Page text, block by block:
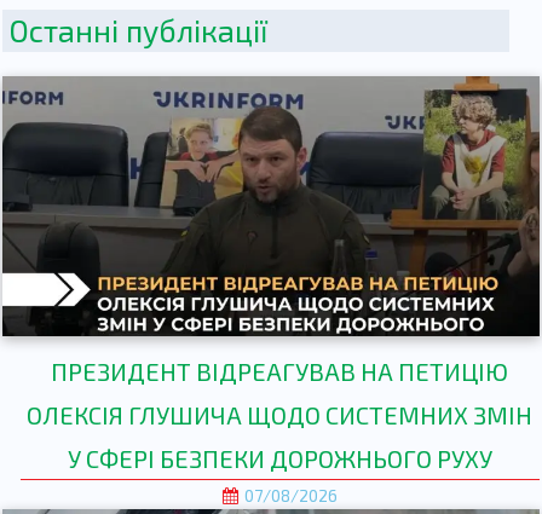
Останні публікації
ПРЕЗИДЕНТ ВІДРЕАГУВАВ НА ПЕТИЦІЮ
ОЛЕКСІЯ ГЛУШИЧА ЩОДО СИСТЕМНИХ ЗМІН
У СФЕРІ БЕЗПЕКИ ДОРОЖНЬОГО РУХУ
07/08/2026